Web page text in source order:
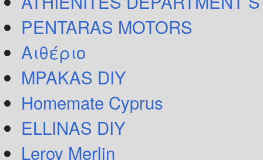
PENTARAS MOTORS
Αιθέριο
MPAKAS DIY
Homemate Cyprus
ELLINAS DIY
Leroy Merlin